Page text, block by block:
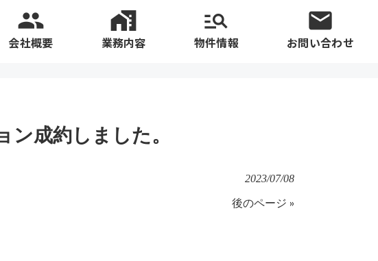
会社概要 業務内容 物件情報 お問い合わせ
ン成約しました。
2023/07/08
後のページ »